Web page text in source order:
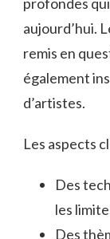
aujourd’hui.
remis en
également
d’artistes.
Les aspects
Des
les
Des